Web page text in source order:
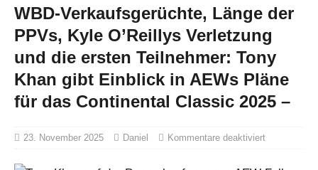
WBD-Verkaufsgerüchte, Länge der
PPVs, Kyle O’Reillys Verletzung
und die ersten Teilnehmer: Tony
Khan gibt Einblick in AEWs Pläne
für das Continental Classic 2025 –
23. November 2025 Daniel Kommentare deaktiviert